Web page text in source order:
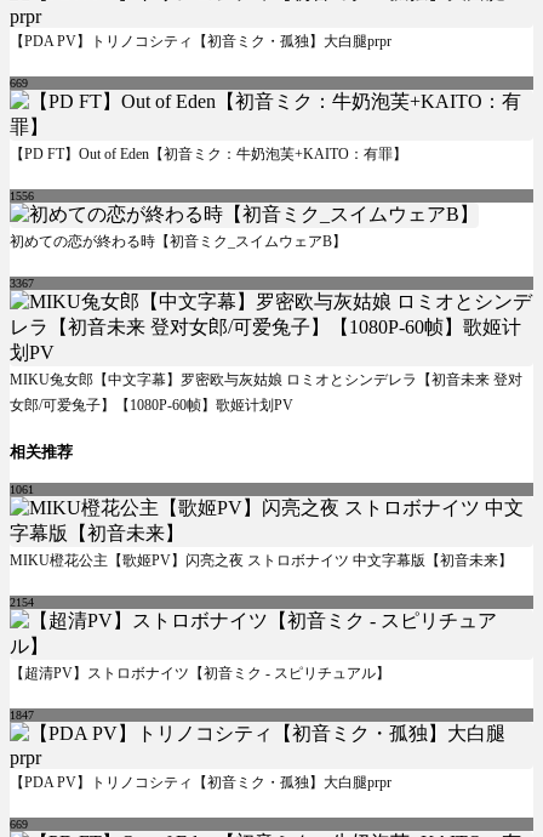
【PDA PV】トリノコシティ【初音ミク・孤独】大白腿prpr
669
【PD FT】Out of Eden【初音ミク：牛奶泡芙+KAITO：有罪】
1556
初めての恋が終わる時【初音ミク_スイムウェアB】
3367
MIKU兔女郎【中文字幕】罗密欧与灰姑娘 ロミオとシンデレラ【初音未来 登对
女郎/可爱兔子】【1080P-60帧】歌姬计划PV
相关推荐
1061
MIKU橙花公主【歌姬PV】闪亮之夜 ストロボナイツ 中文字幕版【初音未来】
2154
【超清PV】ストロボナイツ【初音ミク - スピリチュアル】
1847
【PDA PV】トリノコシティ【初音ミク・孤独】大白腿prpr
669